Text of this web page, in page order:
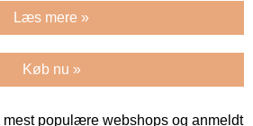
Læs mere »
Køb nu »
populære webshops og anmeldt